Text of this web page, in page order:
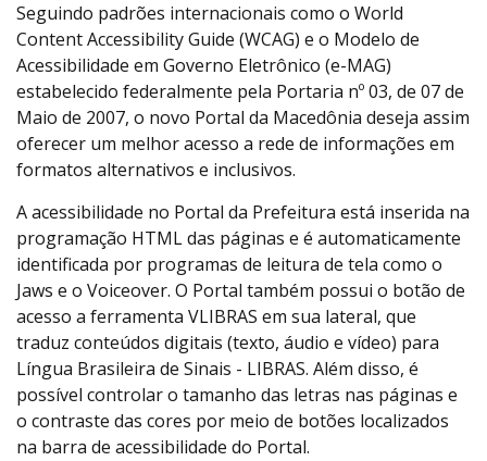
Seguindo padrões internacionais como o World
Content Accessibility Guide (WCAG) e o Modelo de
Acessibilidade em Governo Eletrônico (e-MAG)
estabelecido federalmente pela Portaria nº 03, de 07 de
Maio de 2007, o novo Portal da Macedônia deseja assim
oferecer um melhor acesso a rede de informações em
formatos alternativos e inclusivos.
A acessibilidade no Portal da Prefeitura está inserida na
programação HTML das páginas e é automaticamente
identificada por programas de leitura de tela como o
Jaws e o Voiceover. O Portal também possui o botão de
acesso a ferramenta VLIBRAS em sua lateral, que
traduz conteúdos digitais (texto, áudio e vídeo) para
Língua Brasileira de Sinais - LIBRAS. Além disso, é
possível controlar o tamanho das letras nas páginas e
o contraste das cores por meio de botões localizados
na barra de acessibilidade do Portal.